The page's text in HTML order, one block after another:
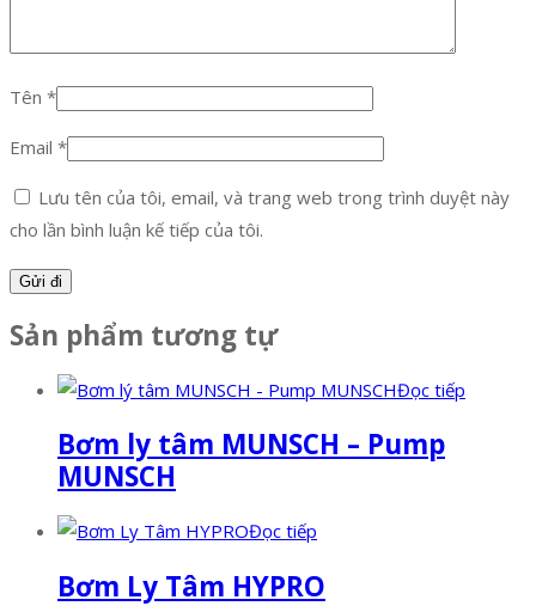
Tên *
Email *
Lưu tên của tôi, email, và trang web trong trình duyệt này
cho lần bình luận kế tiếp của tôi.
Sản phẩm tương tự
Đọc tiếp
Bơm ly tâm MUNSCH – Pump
MUNSCH
Đọc tiếp
Bơm Ly Tâm HYPRO